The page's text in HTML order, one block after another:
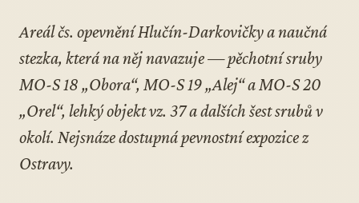
Areál čs. opevnění Hlučín-Darkovičky a naučná
stezka, která na něj navazuje — pěchotní sruby
MO-S 18 „Obora“, MO-S 19 „Alej“ a MO-S 20
„Orel“, lehký objekt vz. 37 a dalších šest srubů v
okolí. Nejsnáze dostupná pevnostní expozice z
Ostravy.